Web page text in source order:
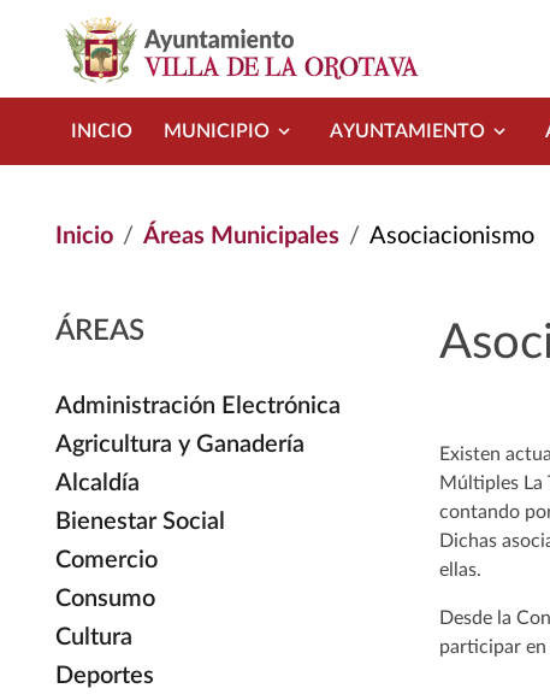
INICIO MUNICIPIO AYUNTAMIENTO
Inicio Áreas Municipales Asociacionismo
ÁREAS
Administración Electrónica
Agricultura y Ganadería
Alcaldía
Bienestar Social
Comercio
Consumo
Cultura
Deportes
Existen
Múltiples La
contando
Dichas
ellas.
Desde la
participar en